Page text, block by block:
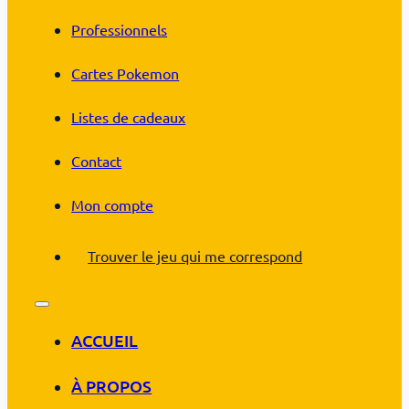
Professionnels
Cartes Pokemon
Listes de cadeaux
Contact
Mon compte
Trouver le jeu qui me correspond
ACCUEIL
À PROPOS